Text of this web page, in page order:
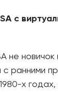
с
не новичок
с ранними
х годах,